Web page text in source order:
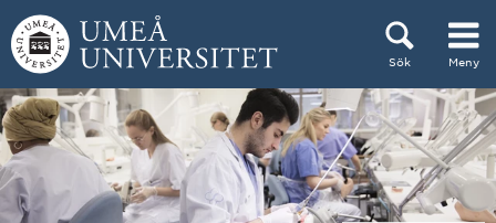
Hoppa direkt till innehållet
Sök Meny
Huvudmenyn dold.